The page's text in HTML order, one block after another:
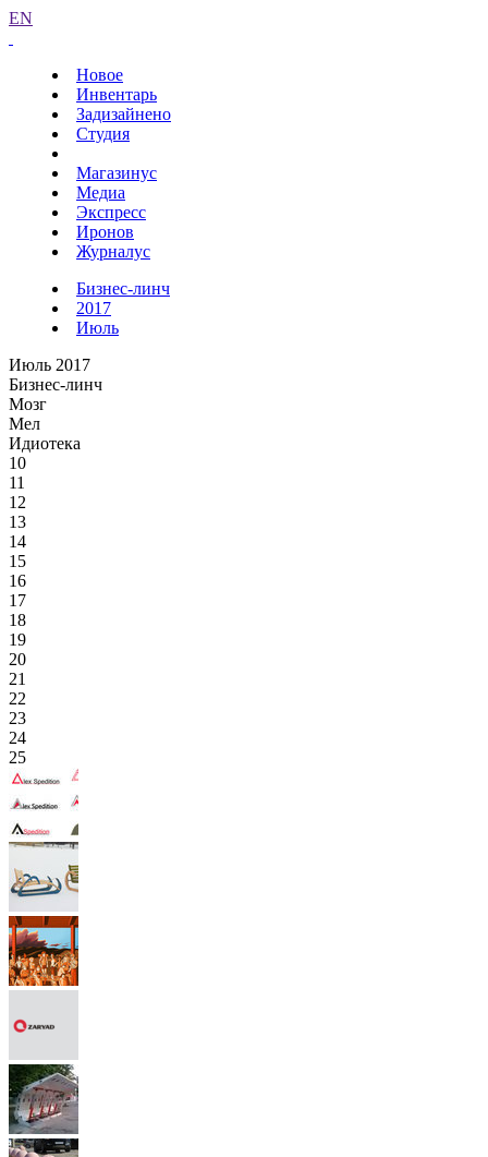
EN
Новое
Инвентарь
Задизайнено
Студия
Магазинус
Медиа
Экспресс
Иронов
Журналус
Бизнес-линч
2017
Июль
Июль 2017
Бизнес-линч
Мозг
Мел
Идиотека
10
11
12
13
14
15
16
17
18
19
20
21
22
23
24
25